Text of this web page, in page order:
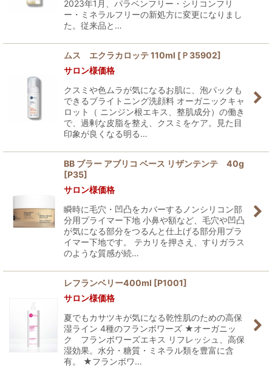
2023年1月、パラベンフリー・シリコンフリ
ー・ミネラルフリーの新処方に変更になりまし
た。従来品と…
ムス エクラカロッテ 110ml [Ｐ35902]
サロン様価格
クスミや色ムラが気になるお肌に、泡パックも
できるブライトニング洗顔料 オーガニックキャ
ロット（ ニンジン根エキス、整肌成分）の働き
で、過剰な皮脂を整え、クスミをケア。見た目
印象が良くなる明る…
BB ブラー アブリコ ベース リザンテンテ 40g
[P35]
サロン様価格
瞬時に毛穴・凹凸をカバーするノンシリコン部
分用プライマー下地 小鼻や額など、毛穴や凹凸
が気になる部分をつるんと仕上げる部分用プラ
イマー下地です。 テカリを押さえ、すりガラス
のような質感が続…
レフランベリー400ml [P1001]
サロン様価格
夏でもカサツキが気になる乾性肌のための高保
湿ライン 4種のフランボワーズ ★オーガニッ
ク フランボワーズエキス リフレッシュ、高保
湿効果。水分・糖質・ミネラル類を豊富に含
有。 ★フランボワ…